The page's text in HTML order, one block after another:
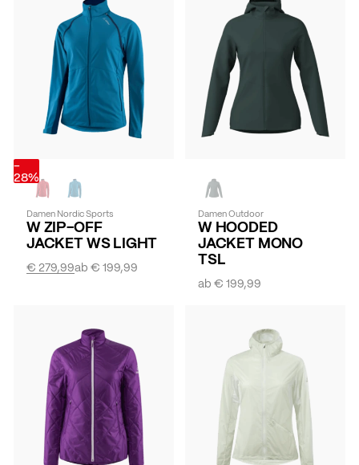
-
28%
Damen Nordic Sports
W ZIP-OFF
JACKET WS LIGHT
ab€ 199,99
€ 279,99
Damen Outdoor
W HOODED
JACKET MONO
TSL
ab€ 199,99